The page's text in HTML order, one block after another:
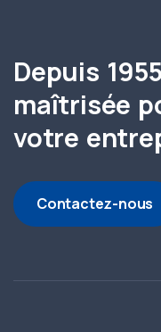
Depuis
maîtrisée
votre
Contactez-nous